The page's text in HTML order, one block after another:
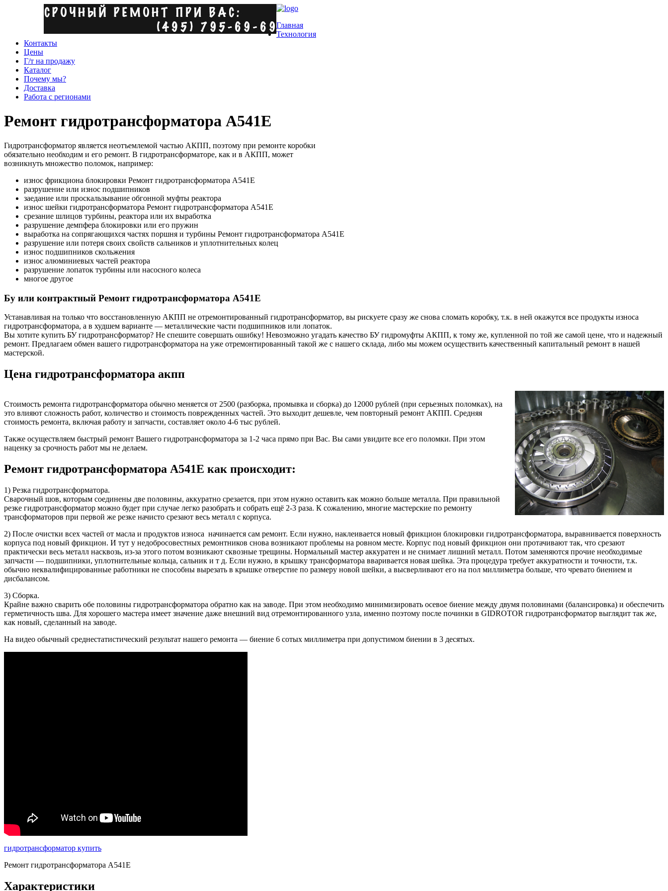
Главная
Технология
Контакты
Цены
Г/т на продажу
Каталог
Почему мы?
Доставка
Работа с регионами
Ремонт гидротрансформатора A541E
Гидротрансформатор является неотъемлемой частью АКПП, поэтому при ремонте коробки
обязательно необходим и его ремонт. В гидротрансформаторе, как и в АКПП, может
возникнуть множество поломок, например:
износ фрикциона блокировки Ремонт гидротрансформатора A541E
разрушение или износ подшипников
заедание или проскальзывание обгонной муфты реактора
износ шейки гидротрансформатора Ремонт гидротрансформатора A541E
срезание шлицов турбины, реактора или их выработка
разрушение демпфера блокировки или его пружин
выработка на сопрягающихся частях поршня и турбины Ремонт гидротрансформатора A541E
разрушение или потеря своих свойств сальников и уплотнительных колец
износ подшипников скольжения
износ алюминиевых частей реактора
разрушение лопаток турбины или насосного колеса
многое другое
Бу или контрактный Ремонт гидротрансформатора A541E
Устанавливая на только что восстановленную АКПП не отремонтированный гидротрансформатор, вы рискуете сразу же снова сломать коробку, т.к. в ней окажутся все продукты износа
гидротрансформатора, а в худшем варианте — металлические части подшипников или лопаток.
Вы хотите купить БУ гидротрансформатор? Не спешите совершать ошибку! Невозможно угадать качество БУ гидромуфты АКПП, к тому же, купленной по той же самой цене, что и надежный
ремонт. Предлагаем обмен вашего гидротрансформатора на уже отремонтированный такой же с нашего склада, либо мы можем осуществить качественный капитальный ремонт в нашей
мастерской.
Цена гидротрансформатора акпп
Стоимость ремонта гидротрансформатора обычно меняется от 2500 (разборка, промывка и сборка) до 12000 рублей (при серьезных поломках), на
это влияют сложность работ, количество и стоимость поврежденных частей. Это выходит дешевле, чем повторный ремонт АКПП. Средняя
стоимость ремонта, включая работу и запчасти, составляет около 4-6 тыс рублей.
Также осуществляем быстрый ремонт Вашего гидротрансформатора за 1-2 часа прямо при Вас. Вы сами увидите все его поломки. При этом
наценку за срочность работ мы не делаем.
Ремонт гидротрансформатора A541E как происходит:
1) Резка гидротрансформатора.
Сварочный шов, которым соединены две половины, аккуратно срезается, при этом нужно оставить как можно больше металла. При правильной
резке гидротрансформатор можно будет при случае легко разобрать и собрать ещё 2-3 раза. К сожалению, многие мастерские по ремонту
трансформаторов при первой же резке начисто срезают весь металл с корпуса.
2) После очистки всех частей от масла и продуктов износа начинается сам ремонт. Если нужно, наклеивается новый фрикцион блокировки гидротрансформатора, выравнивается поверхность
корпуса под новый фрикцион. И тут у недобросовестных ремонтников снова возникают проблемы на ровном месте. Корпус под новый фрикцион они протачивают так, что срезают
практически весь металл насквозь, из-за этого потом возникают сквозные трещины. Нормальный мастер аккуратен и не снимает лишний металл. Потом заменяются прочие необходимые
запчасти — подшипники, уплотнительные кольца, сальник и т д. Если нужно, в крышку трансформатора вваривается новая шейка. Эта процедура требует аккуратности и точности, т.к.
обычно неквалифицированные работники не способны вырезать в крышке отверстие по размеру новой шейки, а высверливают его на пол миллиметра больше, что чревато биением и
дисбалансом.
3) Сборка.
Крайне важно сварить обе половины гидротрансформатора обратно как на заводе. При этом необходимо минимизировать осевое биение между двумя половинами (балансировка) и обеспечить
герметичность шва. Для хорошего мастера имеет значение даже внешний вид отремонтированного узла, именно поэтому после починки в GIDROTOR гидротрансформатор выглядит так же,
как новый, сделанный на заводе.
На видео обычный среднестатистический результат нашего ремонта — биение 6 сотых миллиметра при допустимом биении в 3 десятых.
гидротрансформатор купить
Ремонт гидротрансформатора A541E
Характеристики